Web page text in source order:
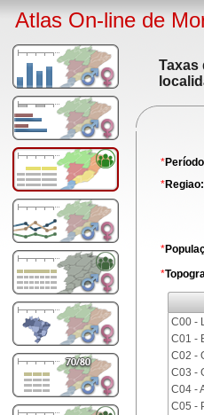
Atlas On-line de
Taxas
*
*Regiao:
*
*
C00 -
C01 -
C02 -
C03 -
C04 -
C05 -